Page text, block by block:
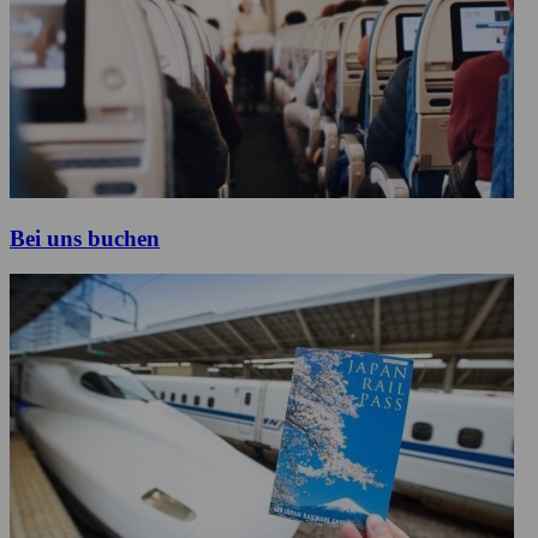
Bei uns buchen